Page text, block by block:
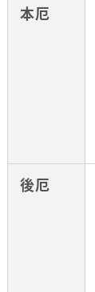
本厄
後厄